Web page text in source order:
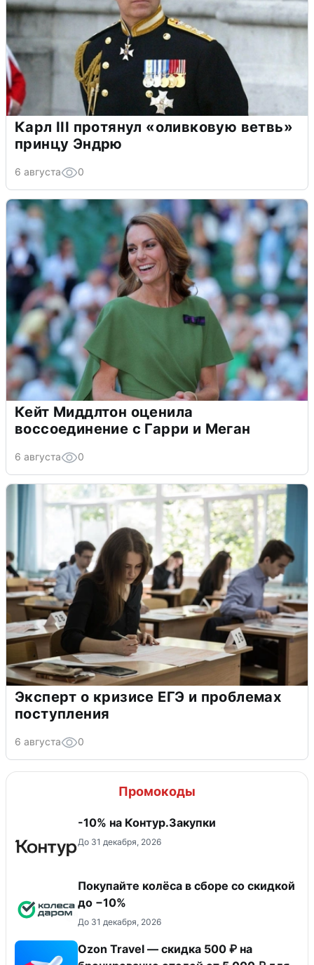
Карл III протянул «оливковую ветвь»
принцу Эндрю
6 августа 0
Кейт Миддлтон оценила
воссоединение с Гарри и Меган
6 августа 0
Эксперт о кризисе ЕГЭ и проблемах
поступления
6 августа 0
Промокоды
-10% на Контур.Закупки
До 31 декабря, 2026
Покупайте колёса в сборе со скидкой
до −10%
До 31 декабря, 2026
Ozon Travel — скидка 500 ₽ на